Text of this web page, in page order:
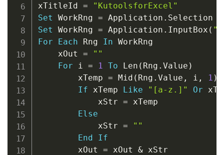
xTitleId =
"KutoolsforExcel"
Set WorkRng = Application .
Set WorkRng = Application . InputBox (
For
Each Rng In WorkRng
    xOut
=
""
For i = 1 To Len ( Rng . Value )
        xTemp
= Mid ( Rng . Value , i , 1 )
If xTemp Like "[a-z.]" Or
            xStr
= xTemp
Else
            xStr
=
""
End
If
        xOut
= xOut & xStr